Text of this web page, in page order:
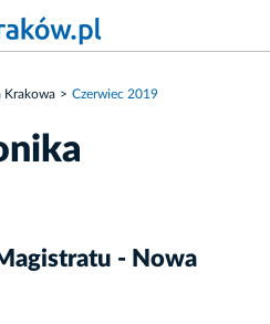
Krakowa Czerwiec 2019
- Nowa